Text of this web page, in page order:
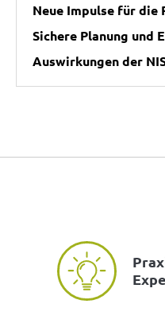
Neue Impulse für die
Sichere Planung und
Auswirkungen der